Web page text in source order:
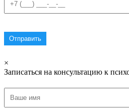
×
Записаться на консультацию к